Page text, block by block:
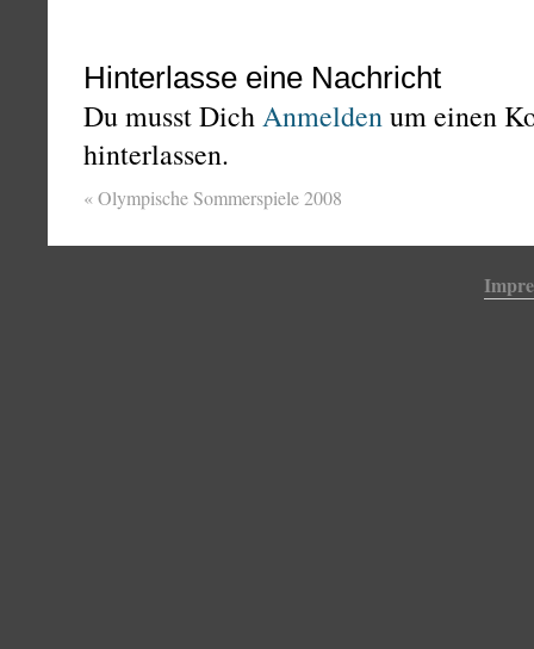
Hinterlasse eine Nachricht
Du musst DichAnmeldenum einen
hinterlassen.
«Olympische Sommerspiele 2008